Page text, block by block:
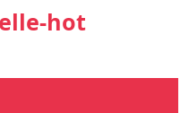
hot